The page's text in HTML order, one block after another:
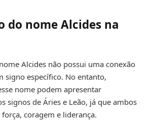
do nome Alcides na
Alcides não possui uma conexão
signo específico. No entanto,
nome podem apresentar
signos de Áries e Leão, já que ambos
força, coragem e liderança.